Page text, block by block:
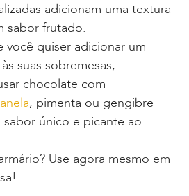
adicionam uma textura
sabor frutado.
você quiser adicionar um
suas sobremesas,
chocolate com
, pimenta ou gengibre
sabor único e picante ao
Use agora mesmo em